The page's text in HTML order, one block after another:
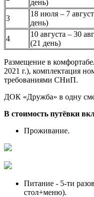
день)
3
18 июля – 7
день)
4
10 августа – 30
(21 день)
Размещение в
2021 г.), комплектация
требованиями СНиП.
ДОК «Дружба» в одну
В стоимость путёвки
Проживание.
Питание - 5-ти
стол+меню).